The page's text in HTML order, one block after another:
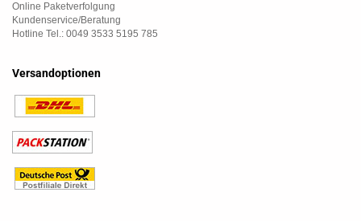
Online Paketverfolgung
Kundenservice/Beratung
Hotline Tel.: 0049 3533 5195 785
Versandoptionen